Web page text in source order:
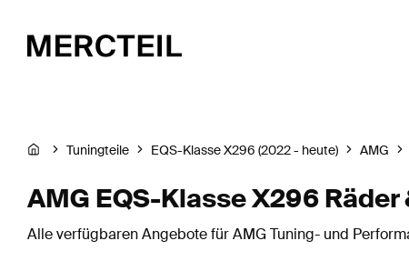
Tuningteile EQS-Klasse X296 (2022 - heute) AMG
AMG EQS-Klasse X296 Räder
Alle verfügbaren Angebote für AMG Tuning- und